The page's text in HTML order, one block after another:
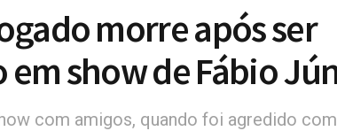
morre após ser
show de Fábio
com amigos, quando foi agredido